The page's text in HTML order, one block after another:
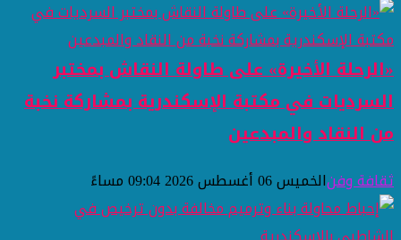
«الرحلة الأخيرة» على طاولة النقاش بمختبر
السرديات في مكتبة الإسكندرية بمشاركة نخبة
من النقاد والمبدعين
ثقافة وفنالخميس 06 أغسطس 2026 09:04 مساءً